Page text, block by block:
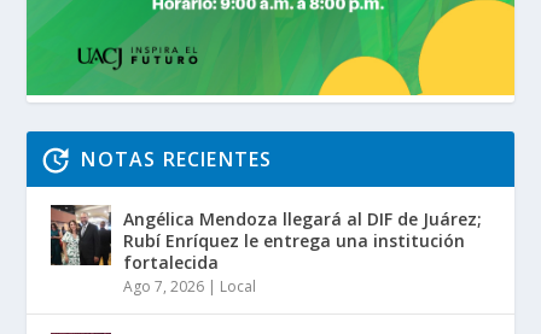
NOTAS RECIENTES
Angélica Mendoza llegará al DIF de Juárez;
Rubí Enríquez le entrega una institución
fortalecida
Ago 7, 2026 | Local